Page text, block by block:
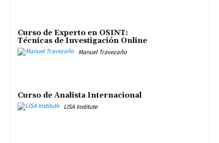
Curso de Experto en OSINT:
Técnicas de Investigación Online
Manuel Travezaño
Curso de Analista Internacional
LISA Institute